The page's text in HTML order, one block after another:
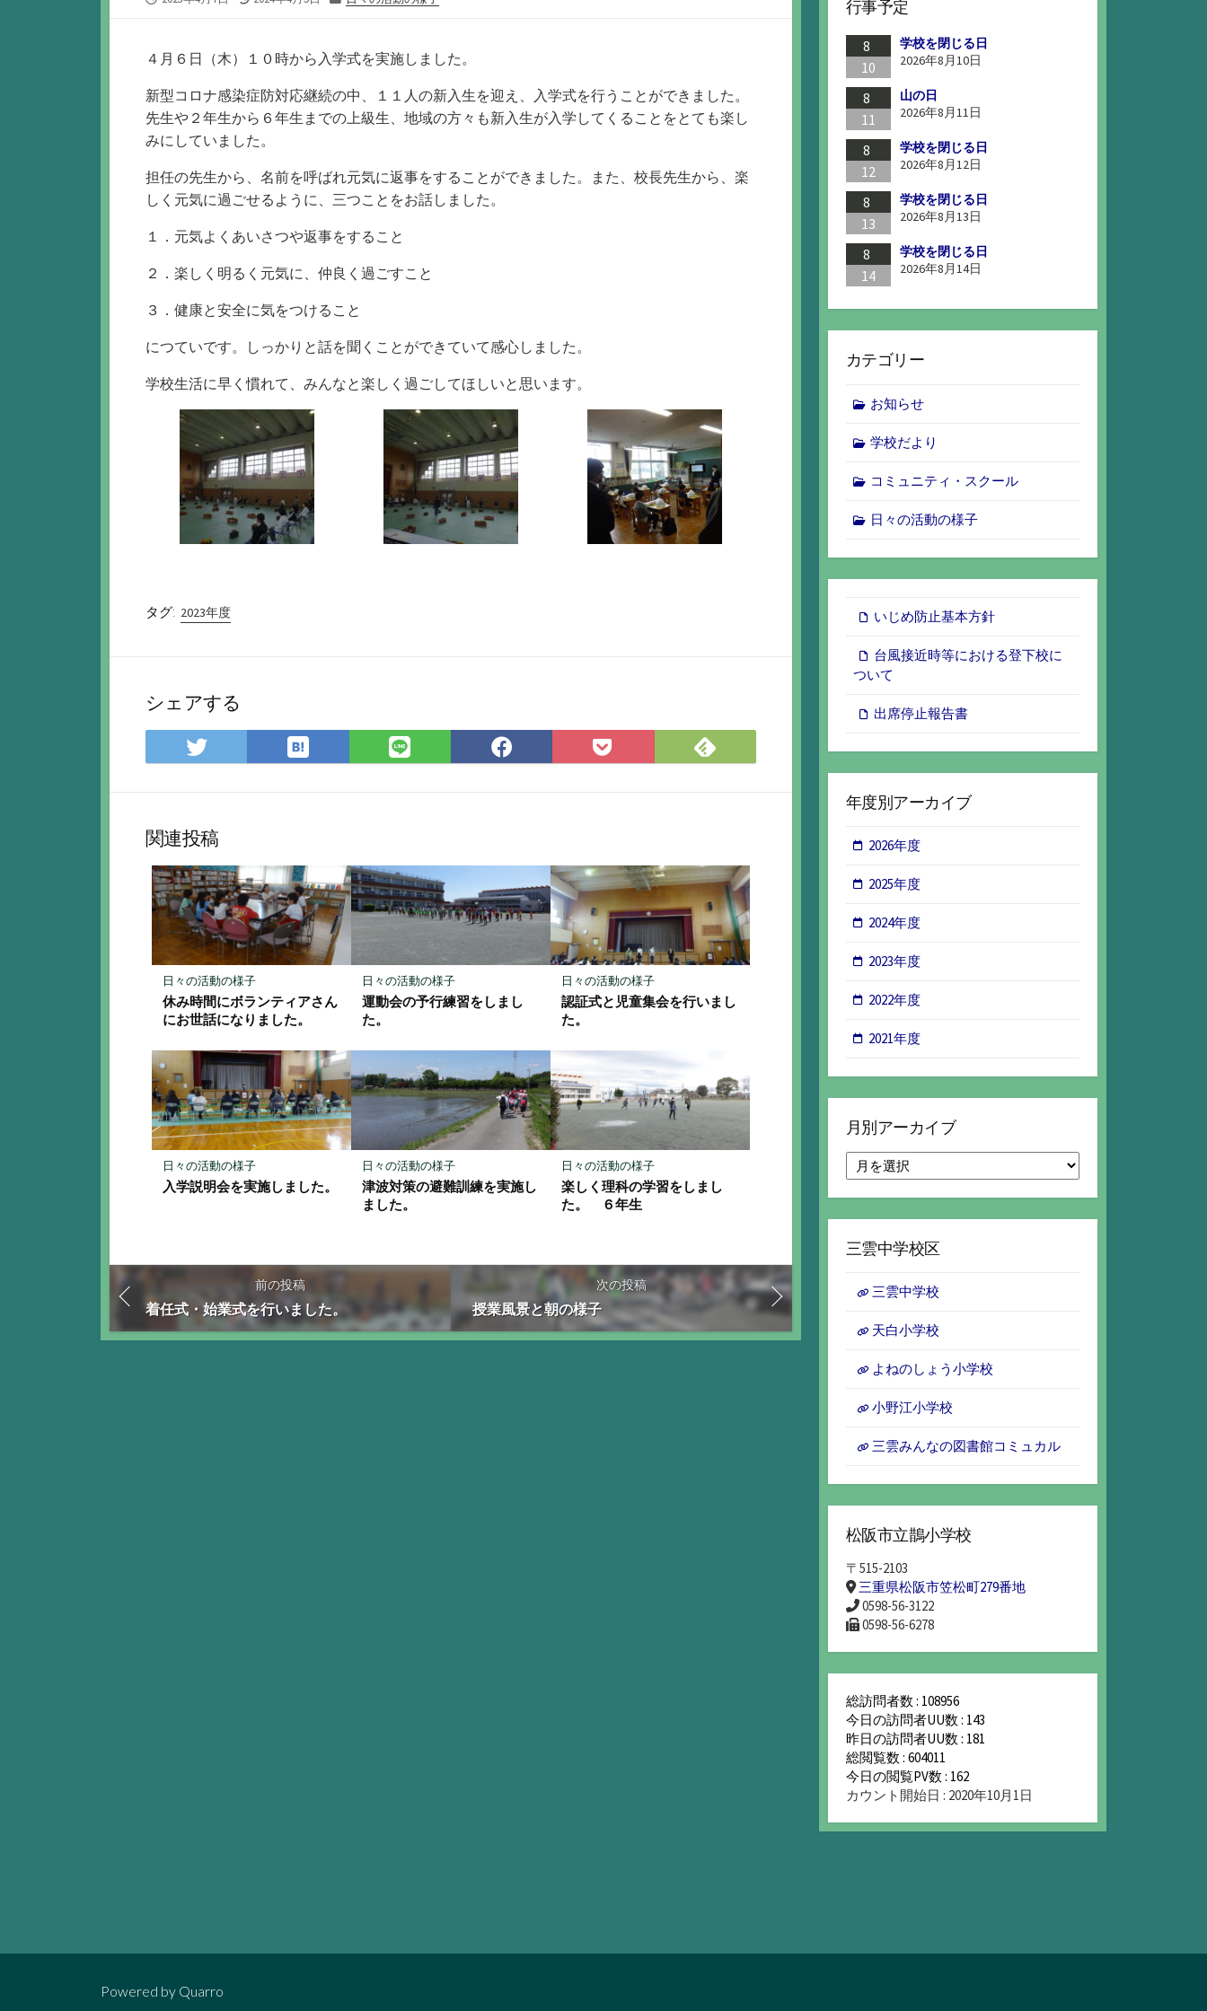
新
日
リ
ー
４月６日（木）１０時から入学式を実施しました。
新型コロナ感染症防対応継続の中、１１人の新入生を迎え、入学式を行うことができました。
先生や２年生から６年生までの上級生、地域の方々も新入生が入学してくることをとても楽し
みにしていました。
担任の先生から、名前を呼ばれ元気に返事をすることができました。また、校長先生から、楽
しく元気に過ごせるように、三つことをお話しました。
１．元気よくあいさつや返事をすること
２．楽しく明るく元気に、仲良く過ごすこと
３．健康と安全に気をつけること
につていです。しっかりと話を聞くことができていて感心しました。
学校生活に早く慣れて、みんなと楽しく過ごしてほしいと思います。
タグ: 2023年度
シェアする
Twitter
で
ア
は
て
マ
ー
ク
に
保
LINE
で
Facebook
で
Pocket
に
Feedly
で
関連投稿
日々の活動の様子
休み時間にボランティアさん
にお世話になりました。
日々の活動の様子
運動会の予行練習をしまし
た。
日々の活動の様子
認証式と児童集会を行いまし
た。
日々の活動の様子
入学説明会を実施しました。
日々の活動の様子
津波対策の避難訓練を実施し
ました。
日々の活動の様子
楽しく理科の学習をしまし
た。 ６年生
前の投稿
着任式・始業式を行いました。
次の投稿
授業風景と朝の様子
行事予定
8
10
学校を閉じる日
2026年8月10日
8
11
山の日
2026年8月11日
8
12
学校を閉じる日
2026年8月12日
8
13
学校を閉じる日
2026年8月13日
8
14
学校を閉じる日
2026年8月14日
カテゴリー
お知らせ
学校だより
コミュニティ・スクール
日々の活動の様子
いじめ防止基本方針
台風接近時等における登下校に
ついて
出席停止報告書
年度別アーカイブ
2026年度
2025年度
2024年度
2023年度
2022年度
2021年度
月別アーカイブ
別
ア
ー
イ
三雲中学校区
三雲中学校
天白小学校
よねのしょう小学校
小野江小学校
三雲みんなの図書館コミュカル
松阪市立鵲小学校
〒515-2103
三重県松阪市笠松町279番地
0598-56-3122
0598-56-6278
総訪問者数 : 108956
今日の訪問者UU数 : 143
昨日の訪問者UU数 : 181
総閲覧数 : 604011
今日の閲覧PV数 : 162
カウント開始日 : 2020年10月1日
Powered by Quarro